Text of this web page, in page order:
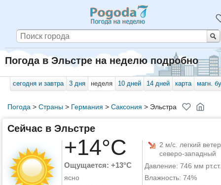
Погода в Эльстре на неделю подробно
сегодня и завтра 3 дня неделя 10 дней 14 дней карта магн.
Погода > Страны> Германия > Саксония > Эльстра
Сейчас в Эльстре
+14°C
Ощущается: +13°C
ясно
2 м/с. легкий
северо-западный
Давление: 746 мм рт.ст.
Влажность: 74%